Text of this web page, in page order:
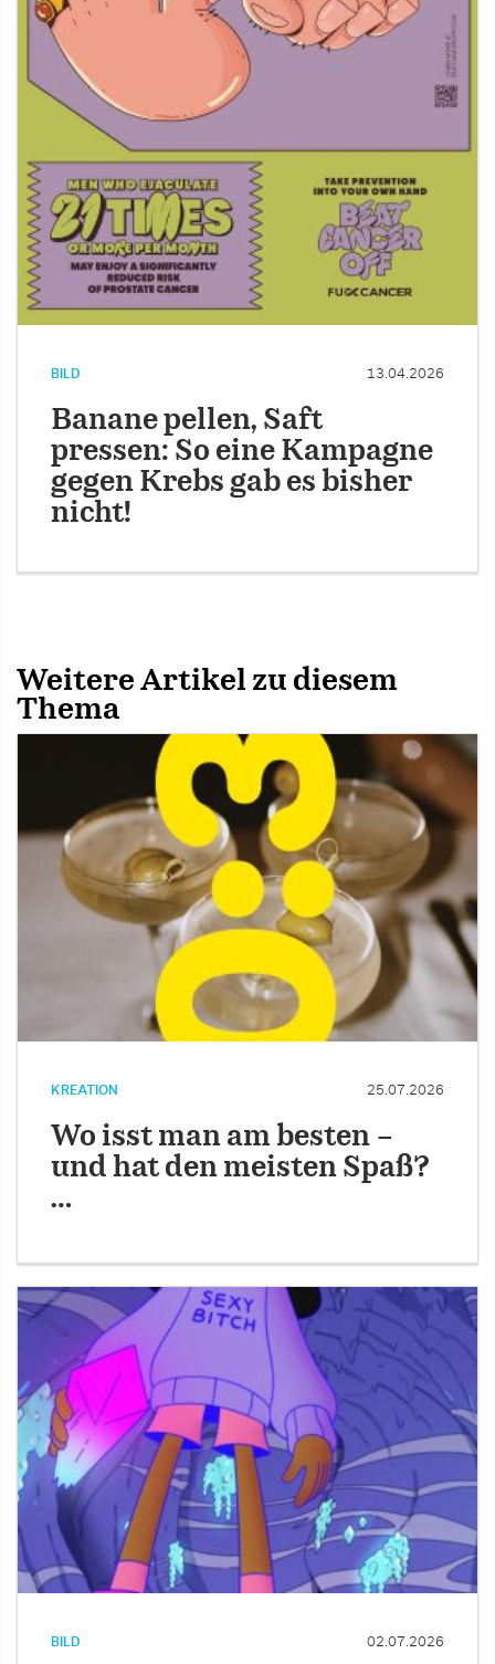
BILD 13.04.2026
Banane pellen, Saft
pressen: So eine Kampagne
gegen Krebs gab es bisher
nicht!
Weitere Artikel zu diesem
Thema
KREATION 25.07.2026
Wo isst man am besten –
und hat den meisten Spaß?
…
BILD 02.07.2026